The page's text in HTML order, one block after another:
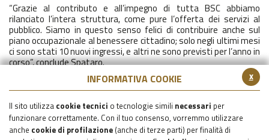
x
INFORMATIVA COOKIE
Il sito utilizza cookie tecnici o tecnologie simili necessari per
funzionare correttamente. Con il tuo consenso, vorremmo utilizzare
anche cookie di profilazione (anche di terze parti) per finalità di
“Grazie al contributo e all’impegno di tutta BSC abbiamo
rilanciato l’intera struttura, come pure l’offerta dei servizi al
pubblico. Siamo in questo senso felici di contribuire anche sul
piano occupazionale al benessere cittadino; solo negli ultimi mesi
ci sono stati 10 nuovi ingressi, e altri ne sono previsti per l’anno in
corso”, conclude Spataro.